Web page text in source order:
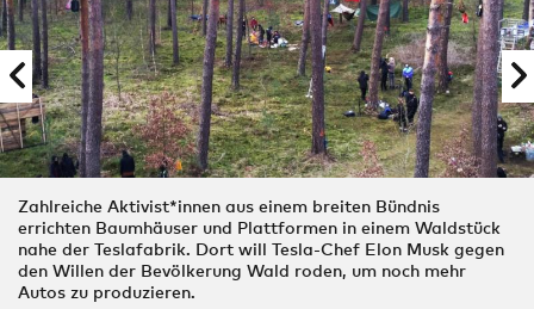
Zahlreiche Aktivist*innen aus einem breiten Bündnis
errichten Baumhäuser und Plattformen in einem Waldstück
nahe der Teslafabrik. Dort will Tesla-Chef Elon Musk gegen
den Willen der Bevölkerung Wald roden, um noch mehr
Autos zu produzieren.